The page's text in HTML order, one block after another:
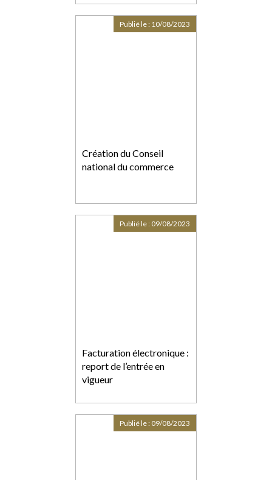
Création du Conseil
national du commerce
Publié le : 10/08/2023
Facturation électronique :
report de l’entrée en
vigueur
Publié le : 09/08/2023
Publié le : 09/08/2023